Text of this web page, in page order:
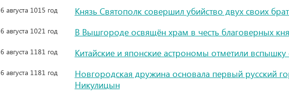
6 августа 1015 год Князь Святополк совершил убийство двух своих
6 августа 1021 год В Вышгороде освящён храм в честь благоверных
6 августа 1181 год Китайские и японские астрономы отметили
6 августа 1181 год
Новгородская дружина основала первый русский
Никулицын